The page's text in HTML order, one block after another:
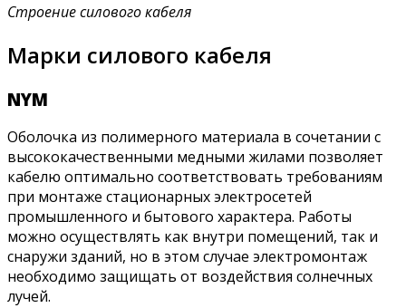
Строение силового кабеля
Марки силового кабеля
NYM
Оболочка из полимерного материала в сочетании с
высококачественными медными жилами позволяет
кабелю оптимально соответствовать требованиям
при монтаже стационарных электросетей
промышленного и бытового характера. Работы
можно осуществлять как внутри помещений, так и
снаружи зданий, но в этом случае электромонтаж
необходимо защищать от воздействия солнечных
лучей.